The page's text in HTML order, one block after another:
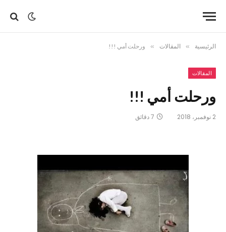
الرئيسية » المقالات » ورحلت أمي !!!
المقالات
ورحلت أمي !!!
2 نوفمبر، 2018 7 دقائق